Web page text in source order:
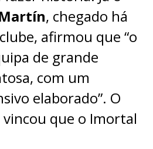
, chegado há
afirmou que “o
de grande
com um
elaborado”. O
que o Imortal